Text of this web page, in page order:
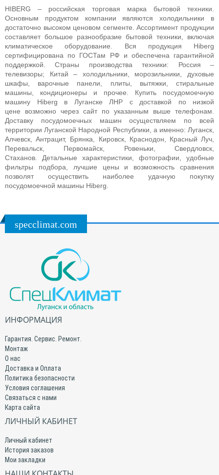
HIBERG – российская торговая марка бытовой техники.
Основным продуктом компании являются холодильники в
достаточно высоком ценовом сегменте. Ассортимент продукции
составляет большое разнообразие бытовой техники, включая
климатическое оборудование. Вся продукция Hiberg
сертифицирована по ГОСТам РФ и обеспечена гарантийной
поддержкой. Страны производства техники: Россия –
телевизоры; Китай – холодильники, морозильники, духовые
шкафы, варочные панели, плиты, вытяжки, стиральные
машины, кондиционеры и прочее. Купить посудомоечную
машину Hiberg в Луганске ЛНР с доставкой по низкой
цене возможно через сайт по указанным выше телефонам.
Доставку посудомоечных машин осуществляем по всей
территории Луганской Народной Республики, а именно: Луганск,
Алчевск, Антрацит, Брянка, Кировск, Краснодон, Красный Луч,
Перевальск, Первомайск, Ровеньки, Свердловск,
Стаханов. Детальные характеристики, фотографии, удобные
фильтры подбора, лучшие цены и возможность сравнения
позволят осуществить наиболее удачную покупку
посудомоечной машины Hiberg.
specclimat.com
ИНФОРМАЦИЯ
Гарантия. Сервис. Ремонт.
Монтаж
О нас
Доставка и Оплата
Политика безопасности
Условия соглашения
Связаться с нами
Карта сайта
ЛИЧНЫЙ КАБИНЕТ
Личный кабинет
История заказов
Мои закладки